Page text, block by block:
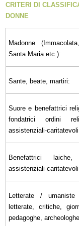
CRITERI DI
DONNE
Madonne
Santa Maria etc.):
Sante, beate, martiri:
Suore e benefattrici
fondatrici ordini
assistenziali-
Benefattrici
assistenziali-
Letterate / umaniste
letterate, critiche,
pedagoghe,